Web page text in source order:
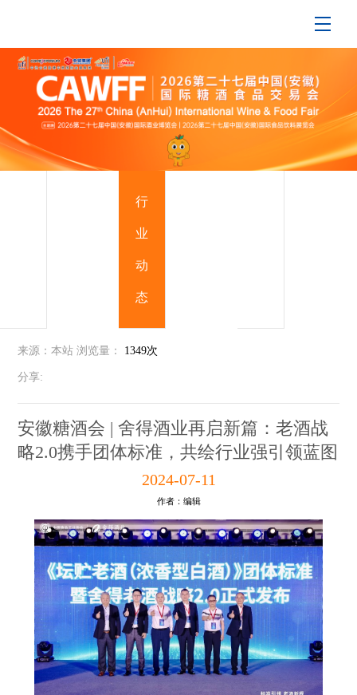
行
业
动
态
来源：本站 浏览量： 1349次
分享:
安徽糖酒会 | 舍得酒业再启新篇：老酒战
略2.0携手团体标准，共绘行业强引领蓝图
2024-07-11
作者：编辑